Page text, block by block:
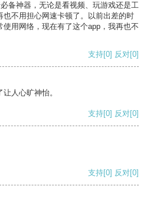
备神器，无论是看视频、玩游戏还是工
不用担心网速卡顿了。以前出差的时
用网络，现在有了这个app，我再也不
支持[0] 反对[0]
人心旷神怡。
支持[0] 反对[0]
支持[0] 反对[0]